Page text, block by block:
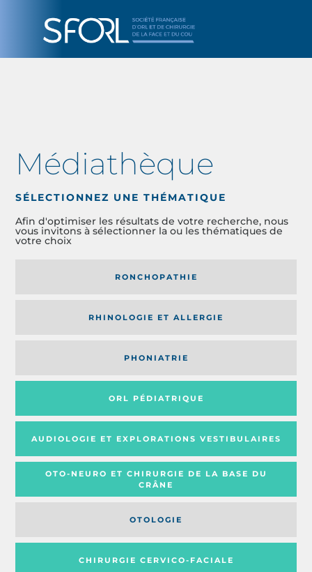
Médiathèque
SÉLECTIONNEZ UNE THÉMATIQUE
Afin d'optimiser les résultats de votre recherche, nous
vous invitons à sélectionner la ou les thématiques de
votre choix
RONCHOPATHIE
RHINOLOGIE ET ALLERGIE
PHONIATRIE
ORL PÉDIATRIQUE
AUDIOLOGIE ET EXPLORATIONS VESTIBULAIRES
OTO-NEURO ET CHIRURGIE DE LA BASE DU
CRÂNE
OTOLOGIE
CHIRURGIE CERVICO-FACIALE